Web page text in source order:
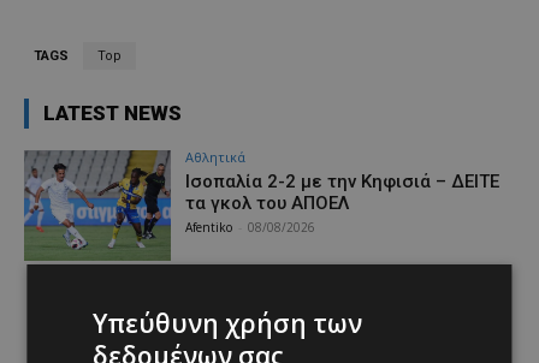
TAGS Top
LATEST NEWS
Αθλητικά
Iσοπαλία 2-2 με την Κηφισιά – ΔΕΙΤΕ
τα γκολ του ΑΠΟΕΛ
Afentiko 08/08/2026
Υπεύθυνη χρήση των
δεδομένων σας